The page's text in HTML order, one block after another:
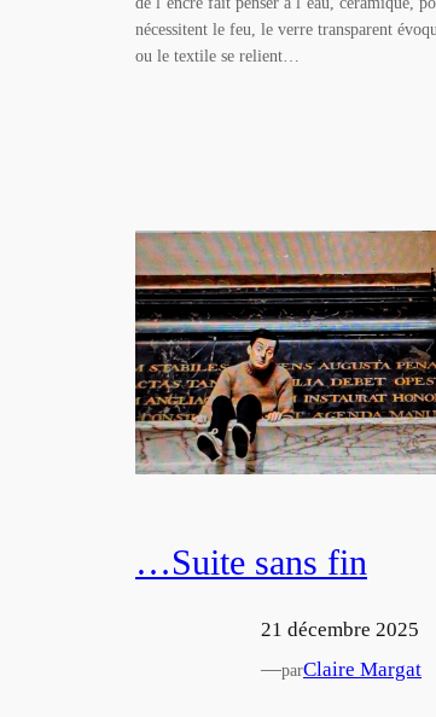
nécessitent le feu, le verre transparent
ou le textile se relient…
…Suite sans fin
21 décembre 2025
—parClaire Margat